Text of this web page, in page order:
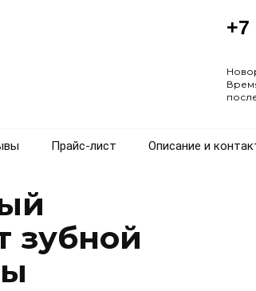
+7
Прайс-лист Описание и
зубной